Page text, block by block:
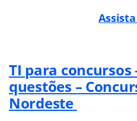
TI para concursos
questões –
Nordeste